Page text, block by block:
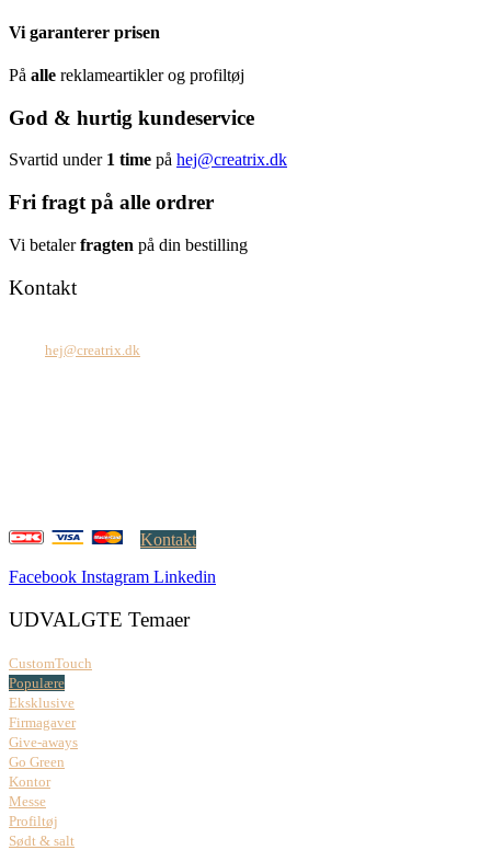
Vi garanterer prisen
På alle reklameartikler og profiltøj
God & hurtig kundeservice
Svartid under 1 time på hej@creatrix.dk
Fri fragt på alle ordrer
Vi betalerfragten på din bestilling
Kontakt
hej@creatrix.dk
Kontakt
Facebook Instagram Linkedin
UDVALGTE Temaer
CustomTouch
Populære
Eksklusive
Firmagaver
Give-aways
Go Green
Kontor
Messe
Profiltøj
Sødt & salt